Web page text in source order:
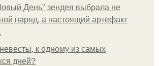
День" зендея выбрала не
наряд, а настоящий артефакт
к одному из самых
дней?